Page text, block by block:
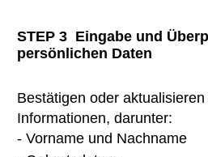
STEP 3 Eingabe und
persönlichen Daten
Bestätigen oder
Informationen, darunter:
- Vorname und Nachname